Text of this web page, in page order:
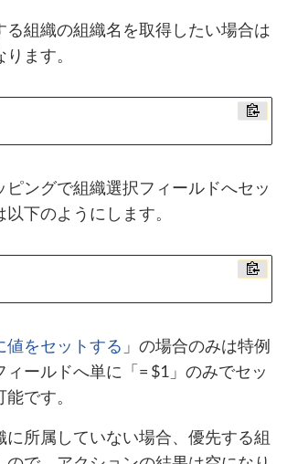
る組織の組織名を取得したい場合は
ます。
ピングで組織選択フィールドへセッ
以下のようにします。
値をセットする 」の場合のみは特例
ィールドへ単に「= $1」のみでセッ
です。
に所属していない場合、優先する組